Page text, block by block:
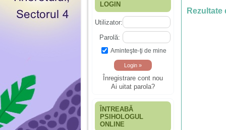
LOGIN
Utilizator:
Parolă:
Aminteşte-ţi de mine
Înregistrare cont nou
Ai uitat parola?
ÎNTREABĂ
PSIHOLOGUL
ONLINE
Rezultate